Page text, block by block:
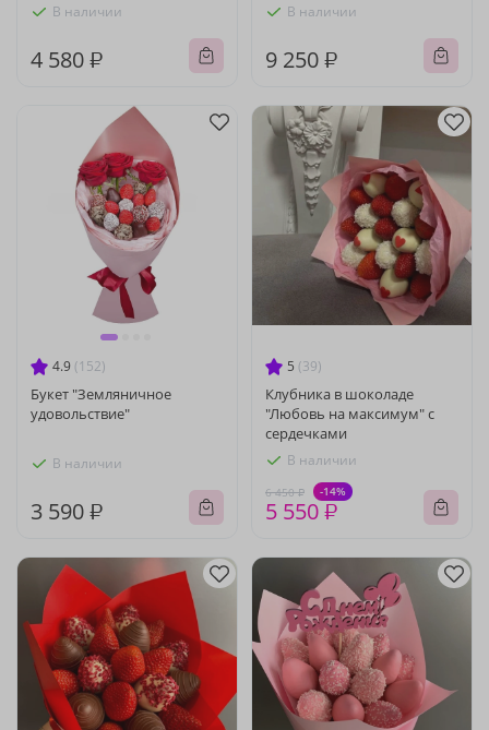
В наличии
4 580 ₽
В наличии
9 250 ₽
4.9 (152)
Букет "Земляничное
удовольствие"
В наличии
3 590 ₽
5 (39)
Клубника в шоколаде
"Любовь на максимум" с
сердечками
В наличии
6 450 ₽ -14%
5 550 ₽